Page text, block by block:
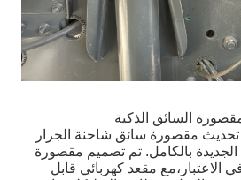
مقصورة السائق الذكية
تحديث مقصورة سائق شاحنة الجرار
HOWO V7 Euro2 6x4 الجديدة بالكامل. تم تصميم مقصورة
الاعتبار،مع مقعد كهربائي قابل